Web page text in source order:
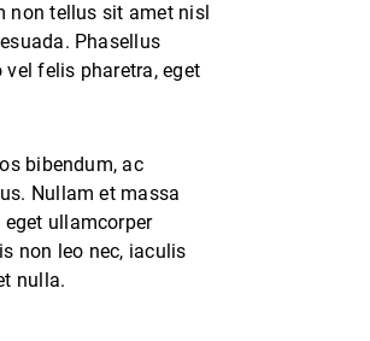
non tellus sit amet nisl
Phasellus
felis pharetra, eget
bibendum, ac
Nullam et massa
ullamcorper
non leo nec, iaculis
nulla.